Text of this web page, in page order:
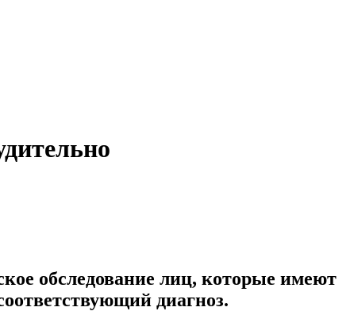
обследование лиц, которые имеют
диагноз.